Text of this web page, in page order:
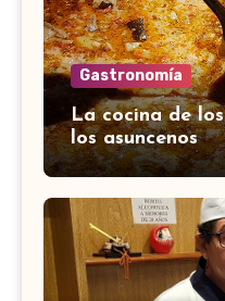
Gastronomía
La cocina de
los asuncenos